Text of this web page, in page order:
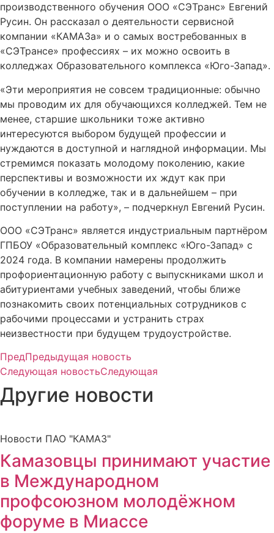
производственного обучения ООО «СЭТранс» Евгений
Русин. Он рассказал о деятельности сервисной
компании «КАМАЗа» и о самых востребованных в
«СЭТрансе» профессиях – их можно освоить в
колледжах Образовательного комплекса «Юго-Запад».
«Эти мероприятия не совсем традиционные: обычно
мы проводим их для обучающихся колледжей. Тем не
менее, старшие школьники тоже активно
интересуются выбором будущей профессии и
нуждаются в доступной и наглядной информации. Мы
стремимся показать молодому поколению, какие
перспективы и возможности их ждут как при
обучении в колледже, так и в дальнейшем – при
поступлении на работу», – подчеркнул Евгений Русин.
ООО «СЭТранс» является индустриальным партнёром
ГПБОУ «Образовательный комплекс «Юго-Запад» с
2024 года. В компании намерены продолжить
профориентационную работу с выпускниками школ и
абитуриентами учебных заведений, чтобы ближе
познакомить своих потенциальных сотрудников с
рабочими процессами и устранить страх
неизвестности при будущем трудоустройстве.
ПредПредыдущая новость
Следующая новостьСледующая
Другие новости
Новости ПАО "КАМАЗ"
Камазовцы принимают участие
в Международном
профсоюзном молодёжном
форуме в Миассе